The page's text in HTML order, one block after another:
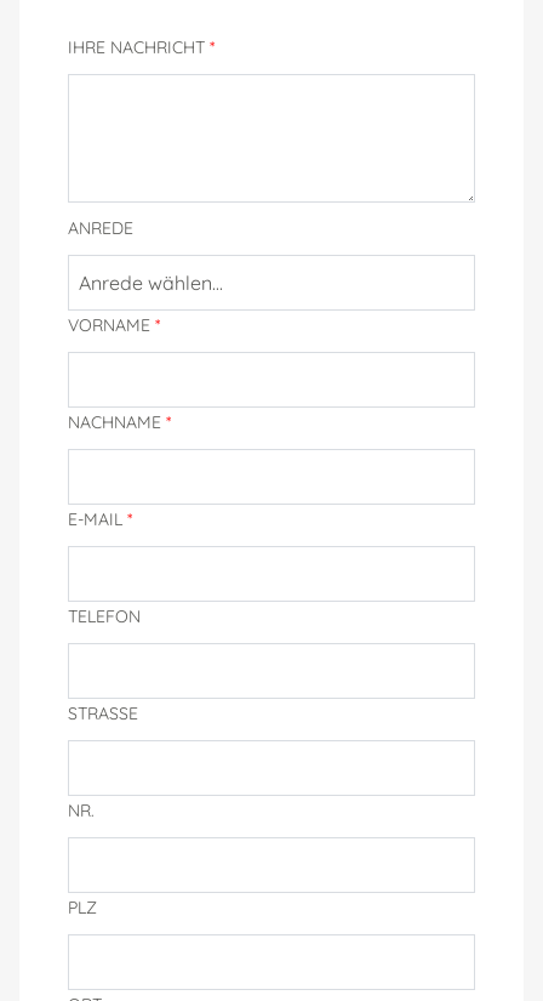
IHRE NACHRICHT *
ANREDE
Anrede wählen...
VORNAME *
NACHNAME *
E-MAIL *
TELEFON
STRASSE
NR.
PLZ